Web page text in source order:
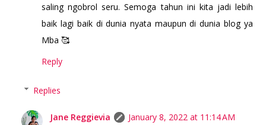
saling ngobrol seru. Semoga tahun ini kita jadi lebih
baik lagi baik di dunia nyata maupun di dunia blog ya
Mba 🥰
Reply
Replies
Jane Reggievia January 8, 2022 at 11:14 AM